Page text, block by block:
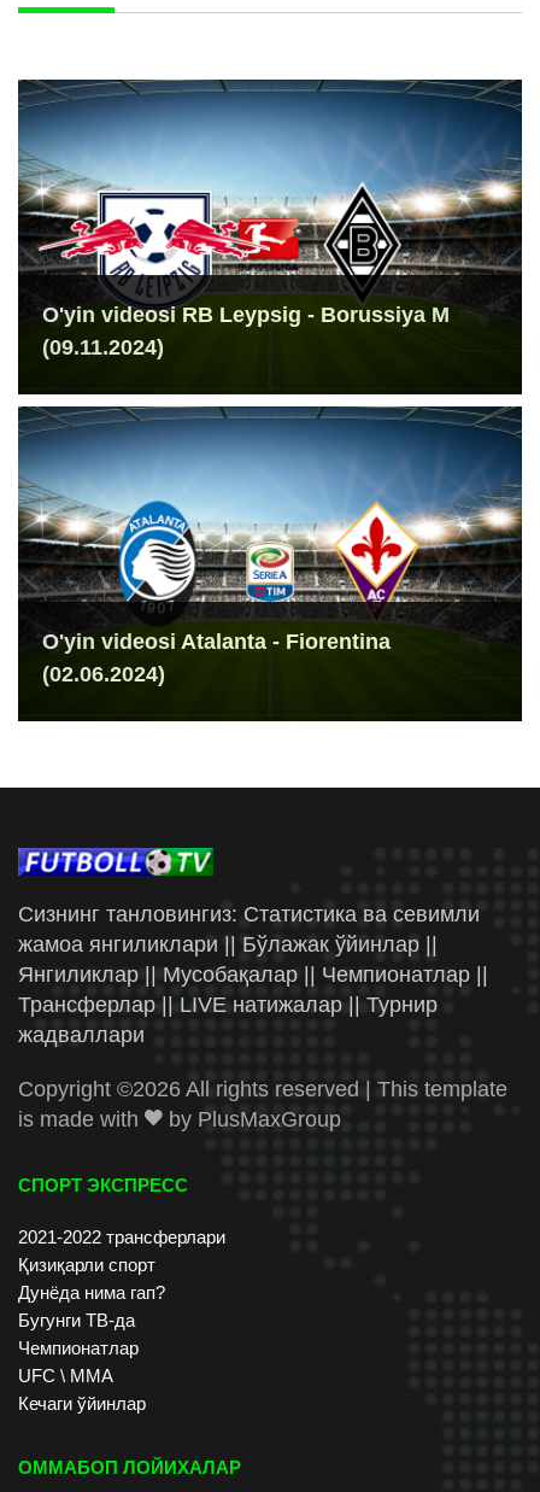
O'yin videosi RB Leypsig - Borussiya M
(09.11.2024)
O'yin videosi Atalanta - Fiorentina
(02.06.2024)
Сизнинг танловингиз: Статистика ва севимли
жамоа янгиликлари || Бўлажак ўйинлар ||
Янгиликлар || Мусобақалар || Чемпионатлар ||
Трансферлар || LIVE натижалар || Турнир
жадваллари
Copyright ©2026 All rights reserved | This template
is made with
by PlusMaxGroup
СПОРТ ЭКСПРЕСС
2021-2022 трансферлари
Қизиқарли спорт
Дунёда нима гап?
Бугунги ТВ-да
Чемпионатлар
UFC \ ММА
Кечаги ўйинлар
ОММАБОП ЛОЙИХАЛАР